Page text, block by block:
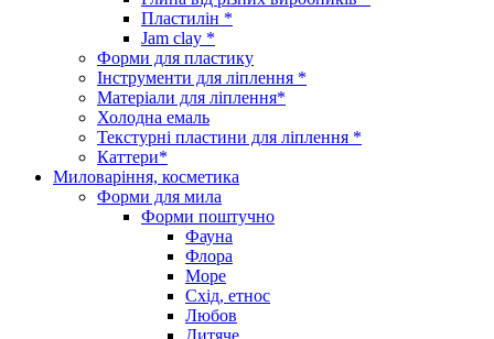
Пластилін *
Jam clay *
Форми для пластику
Інструменти для ліплення *
Матеріали для ліплення*
Холодна емаль
Текстурні пластини для ліплення *
Каттери*
Миловаріння, косметика
Форми для мила
Форми поштучно
Фауна
Флора
Море
Схід, етнос
Любов
Дитяче